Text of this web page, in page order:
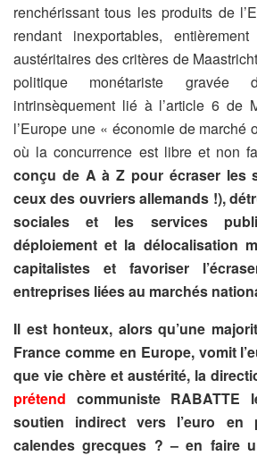
renchérissant tous les produits de
rendant inexportables,
austéritaires des critères de
politique monétariste gravée
intrinsèquement lié à l’article 6 de
l’Europe une « économie de marché
où la concurrence est libre et non
conçu de A à Z pour écraser les
ceux des ouvriers allemands !),
sociales et les services
déploiement et la délocalisation
capitalistes et favoriser
entreprises liées au marchés
Il est honteux, alors qu’une
France comme en Europe, vomit
que vie chère et austérité, la
prétend communiste
soutien indirect vers l’euro en
calendes grecques ? – en faire